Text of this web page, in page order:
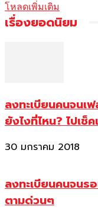
โหลดเพิ่มเติม
เรื่องยอดนิยม
ลงทะเบียนคนจนเ
ยังไงที่ไหน? ไปเช็ค
30 มกราคม 2018
ลงทะเบียนคนจนร
ตามด่วนๆ